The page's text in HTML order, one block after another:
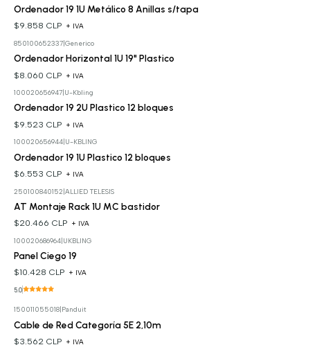
Ordenador 19 1U Metálico 8 Anillas s/tapa
$9.858 CLP + IVA
850100652337| Generico
Ordenador Horizontal 1U 19" Plastico
$8.060 CLP + IVA
100020656947| U-Kbling
Ordenador 19 2U Plastico 12 bloques
$9.523 CLP + IVA
100020656944| U-KBLING
Ordenador 19 1U Plastico 12 bloques
$6.553 CLP + IVA
250100840152 ALLIED TELESIS
AT Montaje Rack 1U MC bastidor
$20.466 CLP + IVA
100020686964| UKBLING
Panel Ciego 19
$10.428 CLP + IVA
5.0
150011055018| Panduit
Cable de Red Categoría 5E 2,10m
$3.562 CLP + IVA